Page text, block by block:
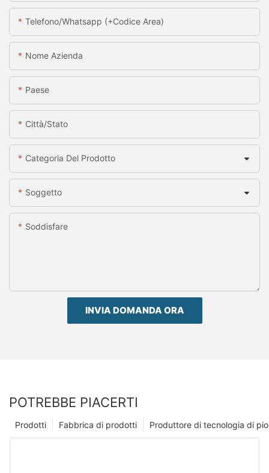
Telefono/whatsapp (+codice Area)
Nome Azienda
Paese
Città/stato
Categoria Del Prodotto
Soggetto
Soddisfare
INVIA DOMANDA ORA
POTREBBE PIACERTI
Produttore di tecnologia di
Fabbrica di prodotti
Prodotti